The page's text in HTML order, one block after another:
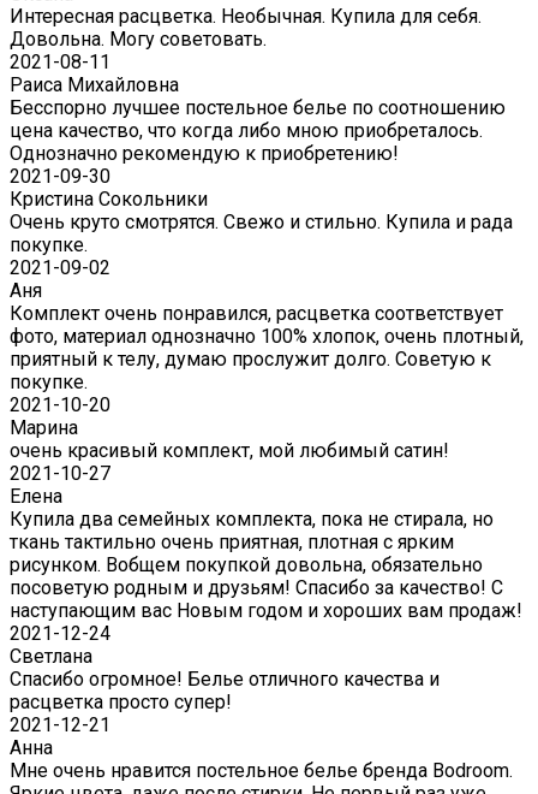
Интересная расцветка. Необычная. Купила для себя.
Довольна. Могу советовать.
2021-08-11
Раиса Михайловна
Бесспорно лучшее постельное белье по соотношению
цена качество, что когда либо мною приобреталось.
Однозначно рекомендую к приобретению!
2021-09-30
Кристина Сокольники
Очень круто смотрятся. Свежо и стильно. Купила и рада
покупке.
2021-09-02
Аня
Комплект очень понравился, расцветка соответствует
фото, материал однозначно 100% хлопок, очень плотный,
приятный к телу, думаю прослужит долго. Советую к
покупке.
2021-10-20
Марина
очень красивый комплект, мой любимый сатин!
2021-10-27
Елена
Купила два семейных комплекта, пока не стирала, но
ткань тактильно очень приятная, плотная с ярким
рисунком. Вобщем покупкой довольна, обязательно
посоветую родным и друзьям! Спасибо за качество! С
наступающим вас Новым годом и хороших вам продаж!
2021-12-24
Светлана
Спасибо огромное! Белье отличного качества и
расцветка просто супер!
2021-12-21
Анна
Мне очень нравится постельное белье бренда Bodroom.